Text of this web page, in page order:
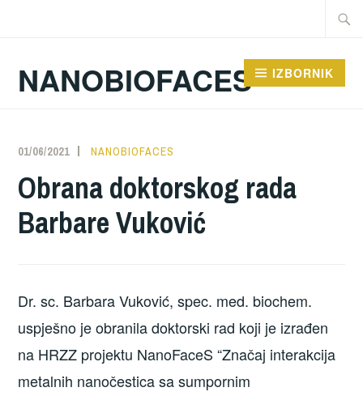
Traži:
NANOBIOFACES IZBORNIK
01/06/2021 NANOBIOFACES
Obrana doktorskog rada
Barbare Vuković
Dr. sc. Barbara Vuković, spec. med. biochem.
uspješno je obranila doktorski rad koji je izrađen
na HRZZ projektu NanoFaceS “Značaj interakcija
metalnih nanočestica sa sumpornim